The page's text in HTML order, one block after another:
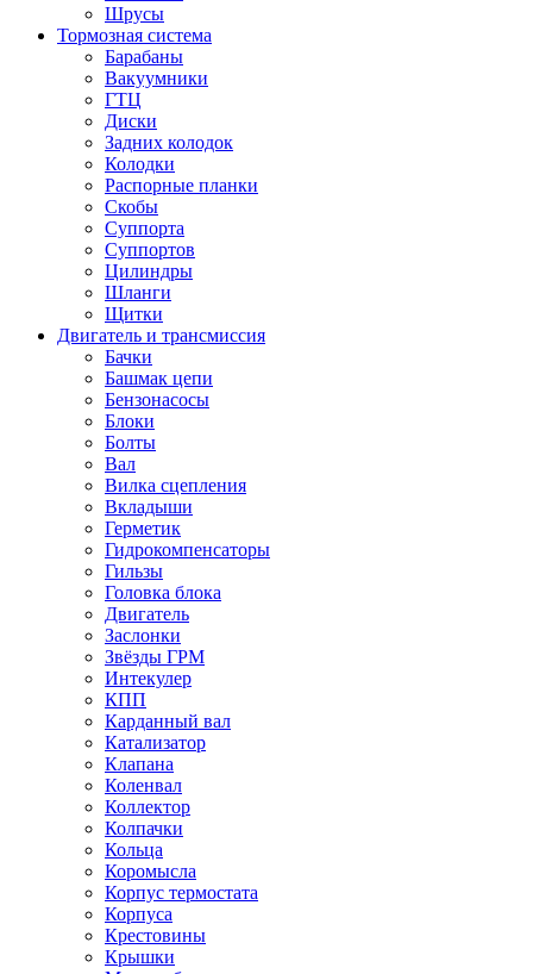
Шрусы
Тормозная система
Барабаны
Вакуумники
ГТЦ
Диски
Задних колодок
Колодки
Распорные планки
Скобы
Суппорта
Суппортов
Цилиндры
Шланги
Щитки
Двигатель и трансмиссия
Бачки
Башмак цепи
Бензонасосы
Блоки
Болты
Вал
Вилка сцепления
Вкладыши
Герметик
Гидрокомпенсаторы
Гильзы
Головка блока
Двигатель
Заслонки
Звёзды ГРМ
Интекулер
КПП
Карданный вал
Катализатор
Клапана
Коленвал
Коллектор
Колпачки
Кольца
Коромысла
Корпус термостата
Корпуса
Крестовины
Крышки